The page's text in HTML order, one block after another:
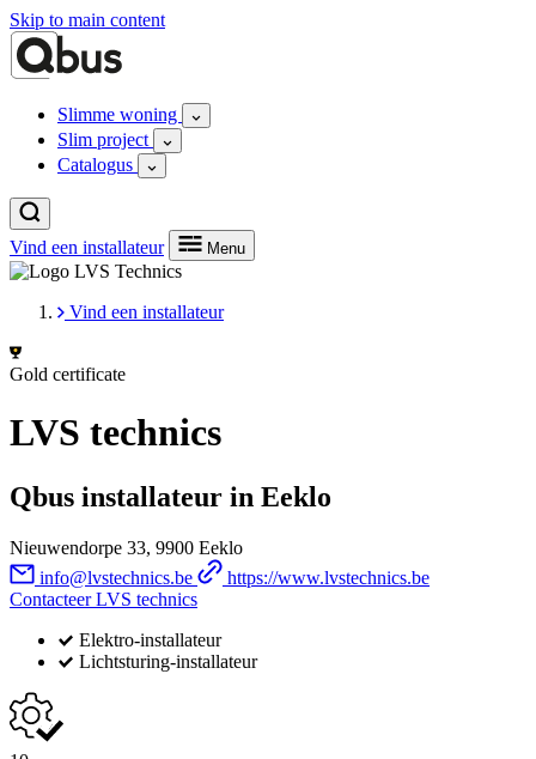
Skip to main content
Slimme woning
Slim project
Catalogus
Vind een installateur Menu
Vind een installateur
Gold certificate
LVS technics
Qbus installateur in Eeklo
Nieuwendorpe 33, 9900 Eeklo
info@lvstechnics.be
https://www.lvstechnics.be
Contacteer LVS technics
Elektro-installateur
Lichtsturing-installateur